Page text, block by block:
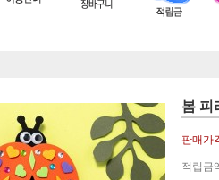
봄 피
판매가
적립금